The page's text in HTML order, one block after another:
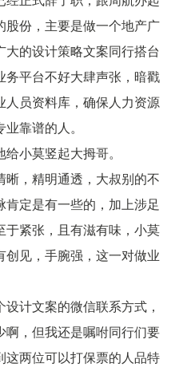
股份，主要是做一个地产广
的设计策略文案同行搭台
平台不好大肆声张，暗戳
员资料库，确保人力资源
靠谱的人。
小莫竖起大拇哥。
，精明通透，大叔别的不
定是有一些的，加上涉足
于紧张，且有滋有味，小莫
见，手腕强，这一对做业
计文案的微信联系方式，
啊，但我还是嘱咐同行们要
两位可以打保票的人品特